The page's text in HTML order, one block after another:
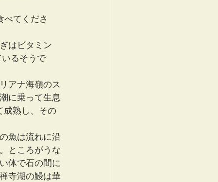
べてくださ
はビタミン
るそうで
アナ海嶺のス
に乗って生息
成熟し、その
魚は流れに沿
ところがうな
体で石の間に
寺湖の鰻は華